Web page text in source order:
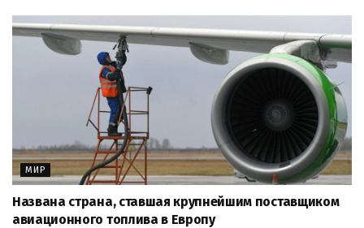
МИР
Названа страна, ставшая крупнейшим поставщиком
авиационного топлива в Европу